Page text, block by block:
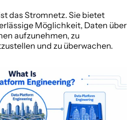
das Stromnetz. Sie bietet
Möglichkeit, Daten über
aufzunehmen, zu
und zu überwachen.